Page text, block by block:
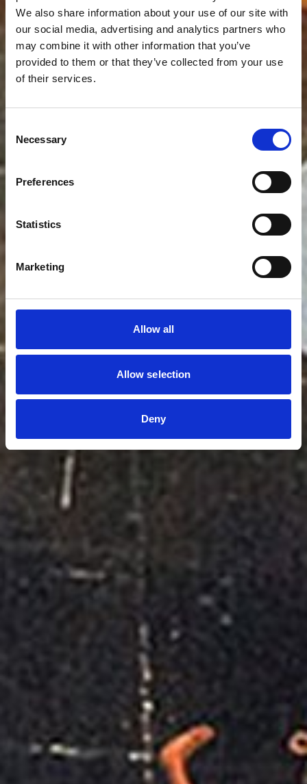
We also share information about your use of our site with
our social media, advertising and analytics partners who
may combine it with other information that you’ve
provided to them or that they’ve collected from your use
of their services.
Selection
Necessary
Preferences
Statistics
Marketing
Allow all
Allow selection
Deny